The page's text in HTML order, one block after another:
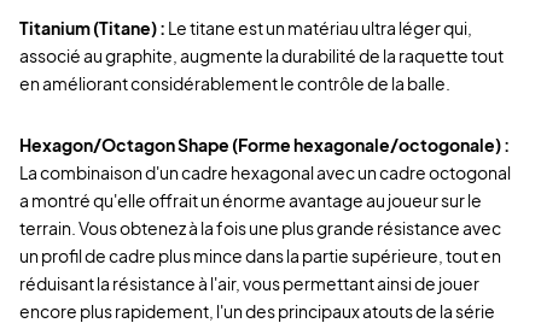
Titanium (Titane) : Le titane est un matériau ultra léger qui,
associé au graphite, augmente la durabilité de la raquette tout
en améliorant considérablement le contrôle de la balle.
Hexagon/Octagon Shape (Forme hexagonale/octogonale) :
La combinaison d'un cadre hexagonal avec un cadre octogonal
a montré qu'elle offrait un énorme avantage au joueur sur le
terrain. Vous obtenez à la fois une plus grande résistance avec
un profil de cadre plus mince dans la partie supérieure, tout en
réduisant la résistance à l'air, vous permettant ainsi de jouer
encore plus rapidement, l'un des principaux atouts de la série